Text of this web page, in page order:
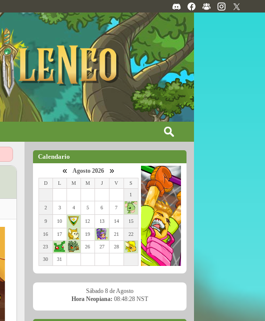
Calendario
« Agosto 2026 »
D L M M J V S
1
2 3 4 5 6 7
9 10 12 13 14 15
16 17 19 21 22
23 26 27 28
30 31
Sábado 8 de Agosto
Hora Neopiana: 08:48:29 NST